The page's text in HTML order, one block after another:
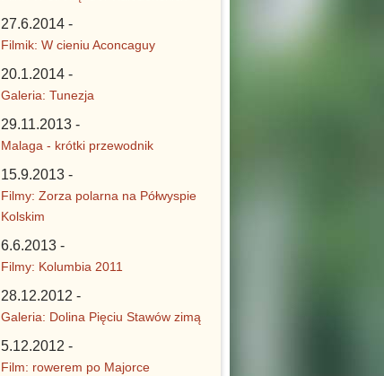
27.6.2014 -
Filmik: W cieniu Aconcaguy
20.1.2014 -
Galeria: Tunezja
29.11.2013 -
Malaga - krótki przewodnik
15.9.2013 -
Filmy: Zorza polarna na Półwyspie
Kolskim
6.6.2013 -
Filmy: Kolumbia 2011
28.12.2012 -
Galeria: Dolina Pięciu Stawów zimą
5.12.2012 -
Film: rowerem po Majorce